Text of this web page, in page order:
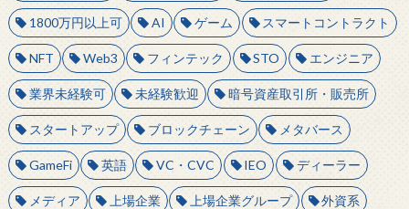
1800万円以上可 AI ゲーム スマートコントラクト
NFT Web3 フィンテック STO エンジニア
業界未経験可 未経験歓迎 暗号資産取引所・販売所
スタートアップ ブロックチェーン メタバース
GameFi 英語 VC・CVC IEO ディーラー
メディア 上場企業 上場企業グループ 外資系